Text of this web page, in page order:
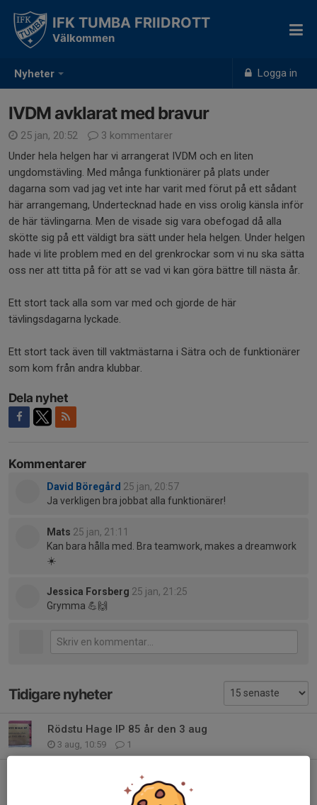
Nyheter Logga in
IFK TUMBA FRIIDROTT
Välkommen
IVDM avklarat med bravur
25 jan, 20:52
3 kommentarer
Under hela helgen har vi arrangerat IVDM och en liten
ungdomstävling. Med många funktionärer på plats under
dagarna som vad jag vet inte har varit med förut på ett sådant
här arrangemang, Undertecknad hade en viss orolig känsla inför
de här tävlingarna. Men de visade sig vara obefogad då alla
skötte sig på ett väldigt bra sätt under hela helgen. Under helgen
hade vi lite problem med en del grenkrockar som vi nu ska sätta
oss ner att titta på för att se vad vi kan göra bättre till nästa år.
Ett stort tack alla som var med och gjorde de här
tävlingsdagarna lyckade.
Ett stort tack även till vaktmästarna i Sätra och de funktionärer
som kom från andra klubbar.
Dela nyhet
Kommentarer
David Böregård 25 jan, 20:57
Ja verkligen bra jobbat alla funktionärer!
Mats 25 jan, 21:11
Kan bara hålla med. Bra teamwork, makes a dreamwork
☀️
Jessica Forsberg 25 jan, 21:25
Grymma 💪🙌
Tidigare nyheter
Rödstu Hage IP 85 år den 3 aug
3 aug, 10:59 1
4